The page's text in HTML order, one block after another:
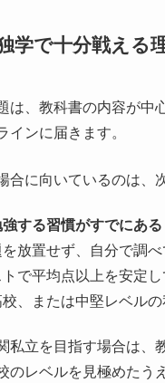
学で十分戦える
は、教科書の内容が中
インに届きます。
合に向いているのは、
する習慣がすでにある
放置せず、自分で調
で平均点以上を安定
、または中堅レベル
私立を目指す場合は、
のレベルを見極めたう